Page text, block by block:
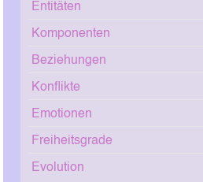
Entitäten
Komponenten
Beziehungen
Konflikte
Emotionen
Freiheitsgrade
Evolution